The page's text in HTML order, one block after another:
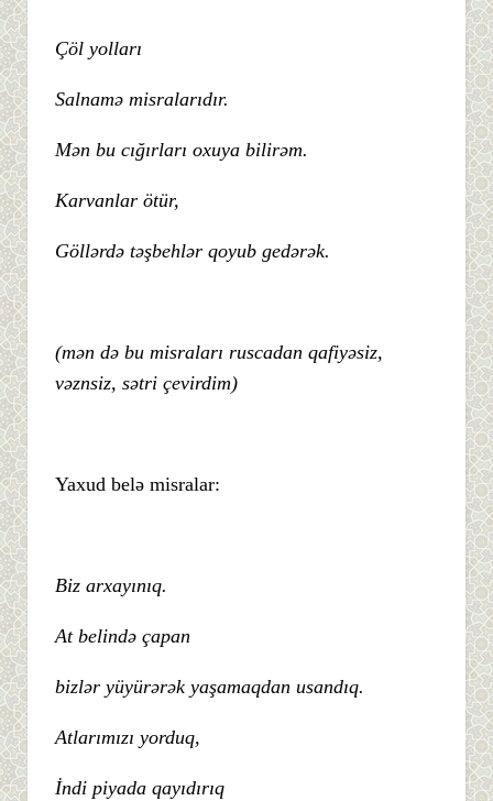
Çöl yolları
Salnamə misralarıdır.
Mən bu cığırları oxuya bilirəm.
Karvanlar ötür,
Göllərdə təşbehlər qoyub gedərək.
(mən də bu misraları ruscadan qafiyəsiz,
vəznsiz, sətri çevirdim)
Yaxud belə misralar:
Biz arxayınıq.
At belində çapan
bizlər yüyürərək yaşamaqdan usandıq.
Atlarımızı yorduq,
İndi piyada qayıdırıq